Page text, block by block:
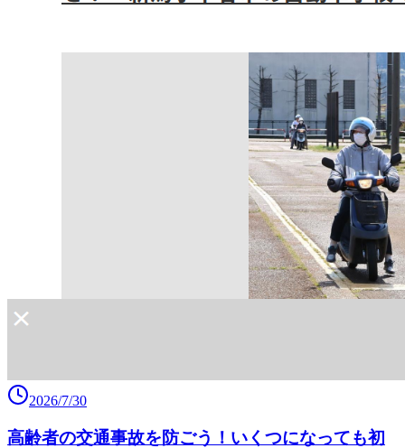
2026/7/30
高齢者の交通事故を防ごう！いくつになっても初